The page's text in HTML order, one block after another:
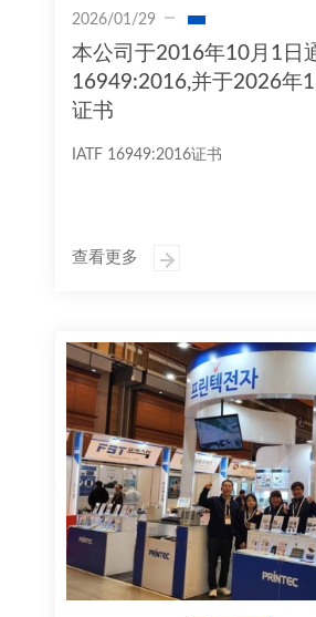
2026/01/29
本公司于2016年10月1日
16949:2016,并于2026年
证书
IATF 16949:2016证书
查看更多